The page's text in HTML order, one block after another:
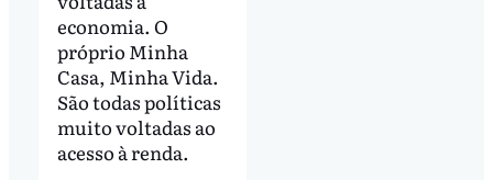
economia. O
próprio Minha
Casa, Minha Vida.
São todas políticas
muito voltadas ao
acesso à renda.